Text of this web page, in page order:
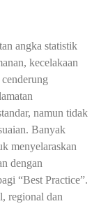
angka statistik
kecelakaan
namun tidak
Banyak
menyelaraskan
dengan
“Best Practice”.
regional dan